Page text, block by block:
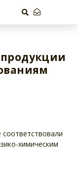
химическим